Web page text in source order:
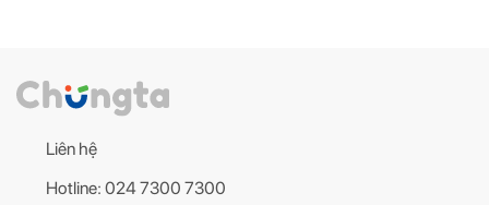
Liên hệ
Hotline: 024 7300 7300